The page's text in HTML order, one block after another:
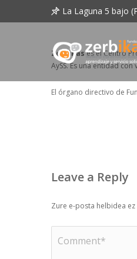
La Laguna 5 bajo
Zerbikases el Centro
AySS. Es una entidad
El órgano directivo de
Leave a Reply
Zure e-posta helbidea